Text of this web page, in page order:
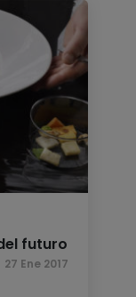
futuro
27 Ene 2017